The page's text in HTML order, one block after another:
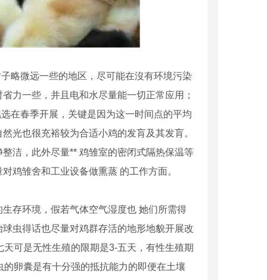
微远一些的地区，尽可能在沒有环境污染
力一些，并且电和水尽量能一切正常应用；
春季开展，关键是因为这一时间点的平均
光也很充裕较为合适小鸡的发肓及其发肓。
洁，此外尽量** 鸡雏室的密闭式隔热保温等
鸡雏舍和工业设备做熏蒸 的工作方面。
环境，假若气体空气湿度也 她们所需得
虫得话也尽量对鸡群存活的地形地貌开展改
可是无性生殖的限期是3-五天，有性生殖期
卵囊是有十分强的抵抗能力的即便在土壤